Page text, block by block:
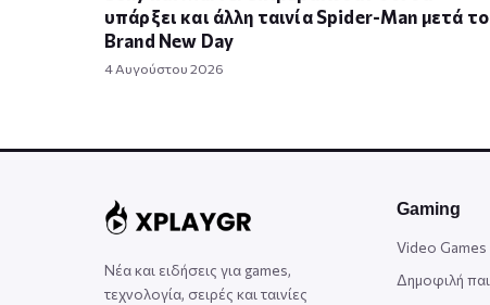
υπάρξει και άλλη ταινία Spider-Man μετά το
Brand New Day
4 Αυγούστου 2026
Νέα και ειδήσεις για games,
τεχνολογία, σειρές και ταινίες
Gaming
Video Games
Δημοφιλή